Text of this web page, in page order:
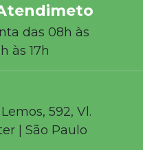
das 08h às
às 17h
592, Vl.
| São Paulo